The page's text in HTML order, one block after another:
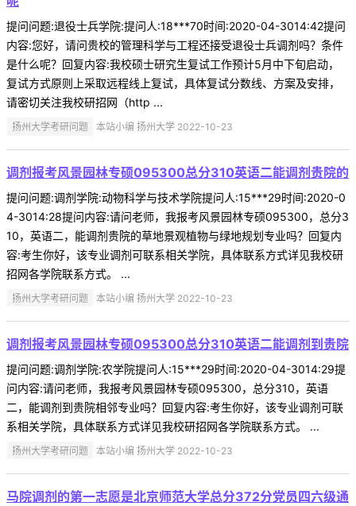
提问问题:退役士兵学院:提问人:18***70时间:2020-04-3014:42提问
内容:您好，请问贵校的管理科学与工程还接受退役士兵调剂吗？条件
是什么呢？回复内容:我校硕士研究生复试工作预计5月中下旬启动，
复试方式原则上采取远程线上复试，具体复试分数线、方案及安排，
请密切关注我校研招网（http ...
扬州大学考研问题 本站小编 扬州大学 2022-10-23
调剂报考风景园林专硕095300总分310英语二能调剂贵院的
提问问题:调剂学院:动物科学与技术学院提问人:15***29时间:2020-0
4-3014:28提问内容:请问老师，我报考风景园林专硕095300，总分3
10，英语二，能调剂贵院的草地景观植物与绿地规划专业吗？回复内
容:考生你好，该专业调剂可联系相关学院，具体联系方式详见我校研
招网各学院联系方式。 ...
扬州大学考研问题 本站小编 扬州大学 2022-10-23
调剂报考风景园林专硕095300总分310英语二能调剂到贵院
提问问题:调剂学院:农学院提问人:15***29时间:2020-04-3014:29提
问内容:请问老师，我报考风景园林专硕095300，总分310，英语
二，能调剂到贵院相邻专业吗？回复内容:考生你好，该专业调剂可联
系相关学院，具体联系方式详见我校研招网各学院联系方式。 ...
扬州大学考研问题 本站小编 扬州大学 2022-10-23
马院调剂的第一志愿是北京师范大学总分372分党员四六级通